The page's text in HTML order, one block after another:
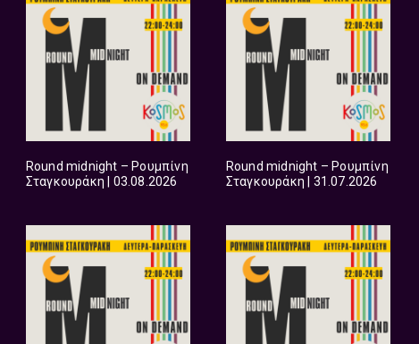
Round midnight – Ρουμπίνη
Σταγκουράκη | 03.08.2026
Round midnight – Ρουμπίνη
Σταγκουράκη | 31.07.2026